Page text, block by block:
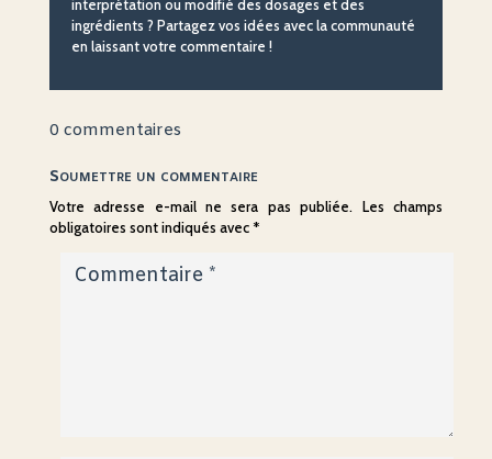
interprétation ou modifié des dosages et des
ingrédients ? Partagez vos idées avec la communauté
en laissant votre commentaire !
0 commentaires
Soumettre un commentaire
Votre adresse e-mail ne sera pas publiée.
Les champs
obligatoires sont indiqués avec *